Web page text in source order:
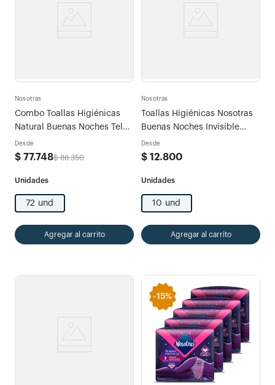
Nosotras
Combo Toallas Higiénicas
Natural Buenas Noches Tela
x 72und + 45 Diarios Largos
Desde
$ 77.748$ 88.350
72 und
Agregar al carrito
Nosotras
Toallas Higiénicas Nosotras
Buenas Noches Invisible
Rapisec
Desde
$ 12.800
10 und
Agregar al carrito
-15%